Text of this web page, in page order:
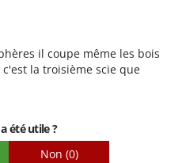
il coupe même les bois
la troisième scie que
été utile ?
Non (0)